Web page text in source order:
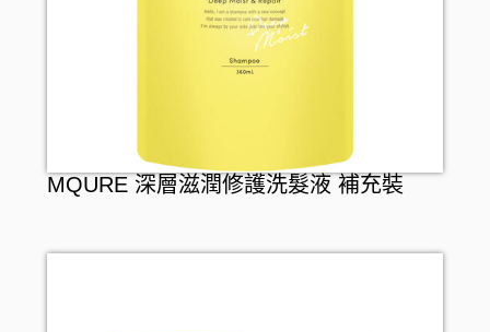
MQURE 深層滋潤修護洗髮液 補充裝